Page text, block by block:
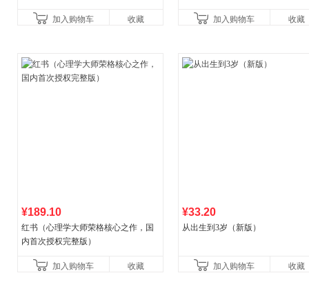
教辅资料加入购物车 收藏 加入购物车 收藏
¥189.10
红书（心理学大师荣格核心之作，国
内首次授权完整版）
加入购物车 收藏
¥33.20
从出生到3岁（新版）
加入购物车 收藏